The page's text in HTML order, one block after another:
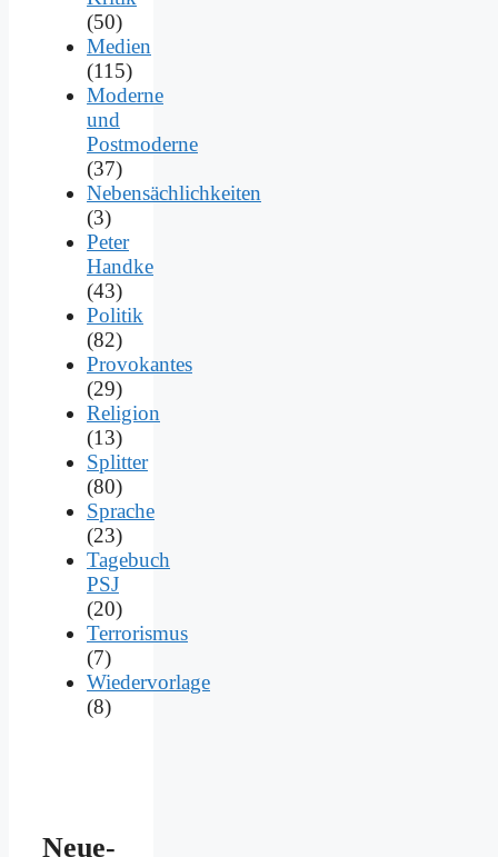
(50)
Medien
(115)
Moderne
und
Postmoderne
(37)
Nebensächlichkeiten
(3)
Peter
Handke
(43)
Politik
(82)
Provokantes
(29)
Religion
(13)
Splitter
(80)
Sprache
(23)
Tagebuch
PSJ
(20)
Terrorismus
(7)
Wiedervorlage
(8)
Neue­